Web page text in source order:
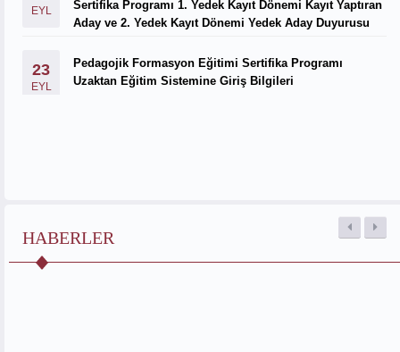
EYL
Sertifika Programı 1. Yedek Kayıt Dönemi Kayıt Yaptıran
Aday ve 2. Yedek Kayıt Dönemi Yedek Aday Duyurusu
23
EYL
Pedagojik Formasyon Eğitimi Sertifika Programı
Uzaktan Eğitim Sistemine Giriş Bilgileri
HABERLER